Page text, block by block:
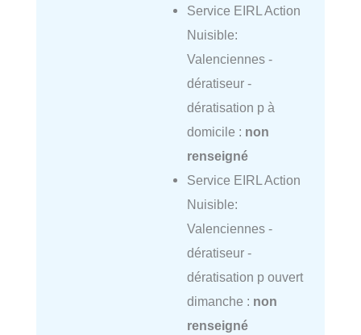
Service EIRL Action
Nuisible:
Valenciennes -
dératiseur -
dératisation p à
domicile : non
renseigné
Service EIRL Action
Nuisible:
Valenciennes -
dératiseur -
dératisation p ouvert
dimanche : non
renseigné